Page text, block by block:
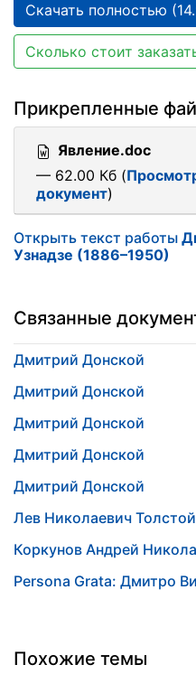
Скачать полностью
Сколько стоит
Прикрепленные
Явление.doc
— 62.00 Кб (
документ)
Открыть текст работы
Узнадзе (1886–1950)
Связанные
Дмитрий Донской
Дмитрий Донской
Дмитрий Донской
Дмитрий Донской
Дмитрий Донской
Лев Николаевич Толстой
Коркунов Андрей
Persona Grata: Дмитро
Похожие темы